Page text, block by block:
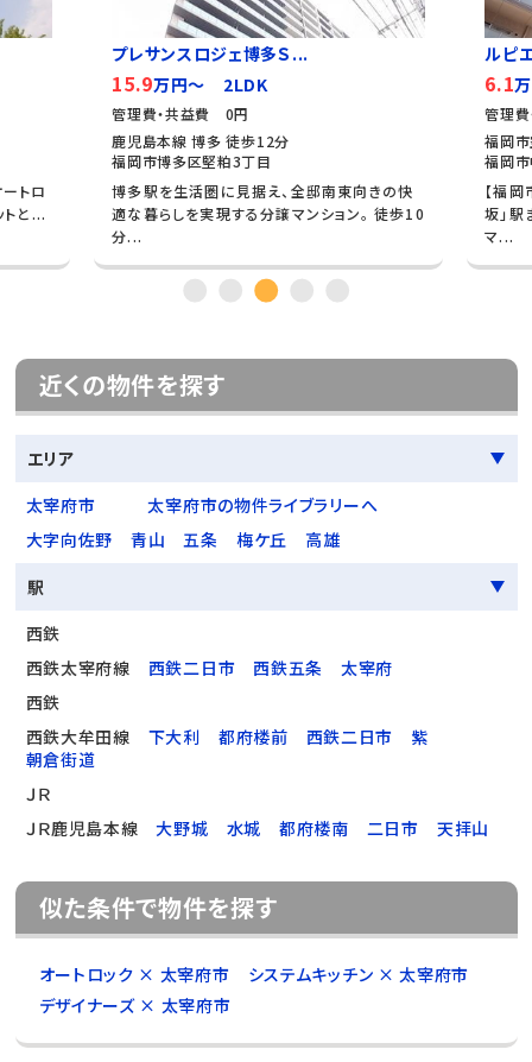
トロ
トと...
プレサンスロジェ博多Ｓ...
15.9万円～ 2LDK
管理費・共益費 0円
鹿児島本線 博多 徒歩12分
福岡市博多区堅粕3丁目
博多駅を生活圏に見据え、全邸南東向きの快
適な暮らしを実現する分譲マンション。 徒歩10
分...
ルピ
6.1
管理
福岡
福岡
【福
坂」
マ...
近くの物件を探す
エリア
太宰府市
太宰府市の物件ライブラリーへ
大字向佐野
青山 五条 梅ケ丘
高雄
駅
西鉄
西鉄太宰府線
西鉄二日市 西鉄五条
太宰府
西鉄
西鉄大牟田線
下大利 都府楼前 西鉄二日市
紫
朝倉街道
ＪＲ
ＪＲ鹿児島本線
大野城 水城 都府楼南 二日市 天拝山
似た条件で物件を探す
オートロック × 太宰府市
システムキッチン × 太宰府市
デザイナーズ × 太宰府市